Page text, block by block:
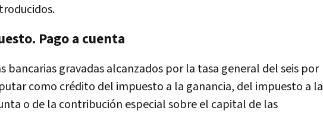
Pago a cuenta
bancarias gravadas alcanzados por la tasa general del seis por
como crédito del impuesto a la ganancia, del impuesto a la
o de la contribución especial sobre el capital de las